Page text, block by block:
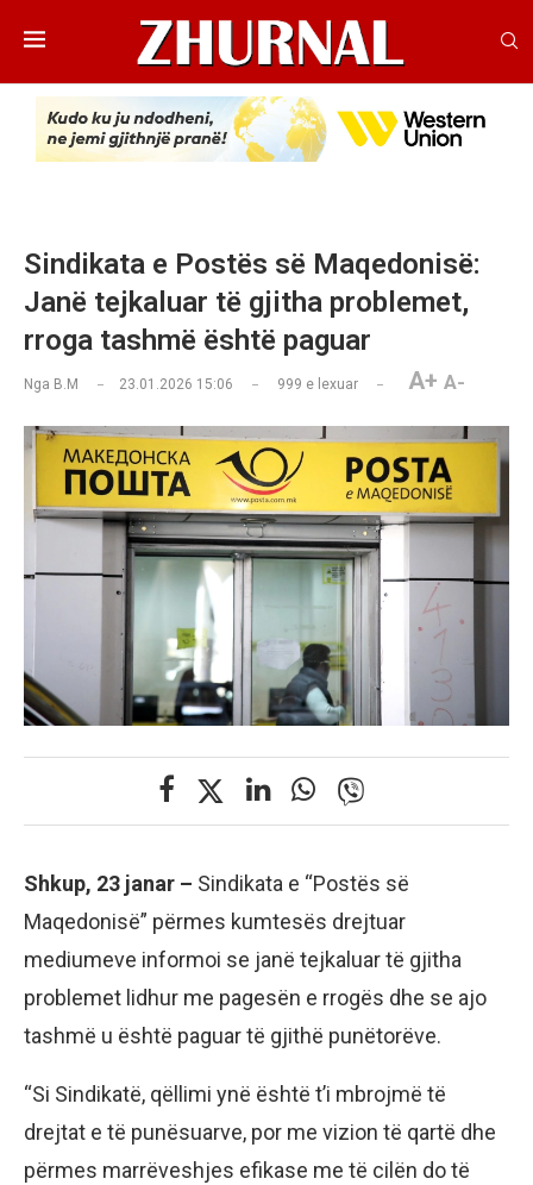
Sindikata e Postës së Maqedonisë:
Janë tejkaluar të gjitha problemet,
rroga tashmë është paguar
Nga B.M 23.01.2026 15:06 999 e lexuar A+ A-
Shkup, 23 janar – Sindikata e “Postës së
Maqedonisë” përmes kumtesës drejtuar
mediumeve informoi se janë tejkaluar të gjitha
problemet lidhur me pagesën e rrogës dhe se ajo
tashmë u është paguar të gjithë punëtorëve.
“Si Sindikatë, qëllimi ynë është t’i mbrojmë të
drejtat e të punësuarve, por me vizion të qartë dhe
përmes marrëveshjes efikase me të cilën do të